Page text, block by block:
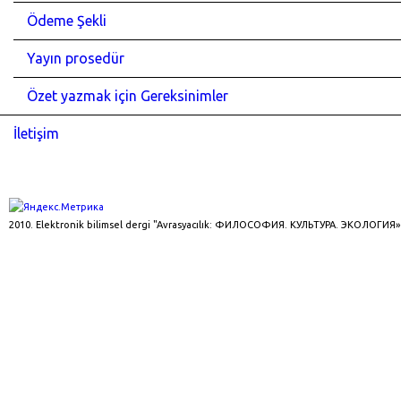
Ödeme Şekli
Yayın prosedür
Özet yazmak için Gereksinimler
İletişim
2010. Elektronik bilimsel dergi "Avrasyacılık: ФИЛОСОФИЯ. КУЛЬТУРА. ЭКОЛОГИЯ»